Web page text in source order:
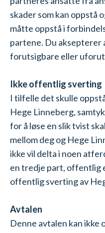
skader som kan oppstå
måtte oppstå i
partene. Du aksepterer
forutsigbare eller
Ikke offentlig sverting
I tilfelle det skulle
Hege Linneberg,
for å løse en slik tvist
mellom deg og Hege
ikke vil delta i noen
en tredje part, offentlig
offentlig sverting av
Avtalen
Denne avtalen kan ikke